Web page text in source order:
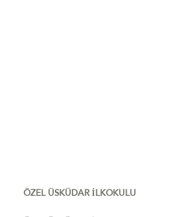
ÖZEL ÜSKÜDAR İLKOKULU